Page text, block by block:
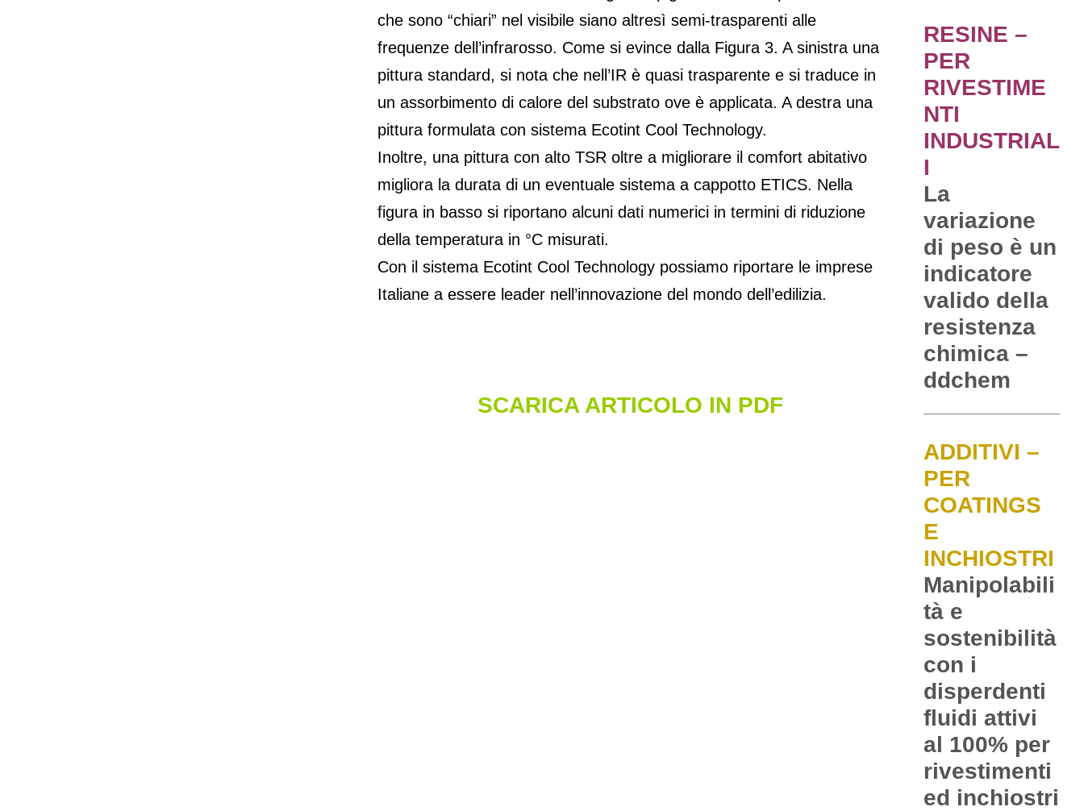
che sono “chiari” nel visibile siano altresì semi-trasparenti alle
frequenze dell’infrarosso. Come si evince dalla Figura 3. A sinistra una
pittura standard, si nota che nell’IR è quasi trasparente e si traduce in
un assorbimento di calore del substrato ove è applicata. A destra una
pittura formulata con sistema Ecotint Cool Technology.
Inoltre, una pittura con alto TSR oltre a migliorare il comfort abitativo
migliora la durata di un eventuale sistema a cappotto ETICS. Nella
figura in basso si riportano alcuni dati numerici in termini di riduzione
della temperatura in °C misurati.
Con il sistema Ecotint Cool Technology possiamo riportare le imprese
Italiane a essere leader nell’innovazione del mondo dell’edilizia.
SCARICA ARTICOLO IN PDF
RESINE –
PER
RIVESTIME
NTI
INDUSTRIAL
I
La
variazione
di peso è un
indicatore
valido della
resistenza
chimica –
ddchem
ADDITIVI –
PER
COATINGS
E
INCHIOSTRI
Manipolabili
tà e
sostenibilità
con i
disperdenti
fluidi attivi
al 100% per
rivestimenti
ed inchiostri